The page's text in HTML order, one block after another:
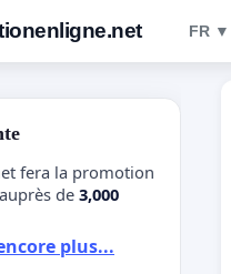
FR ▼
fera la promotion
de 3,000
plus...